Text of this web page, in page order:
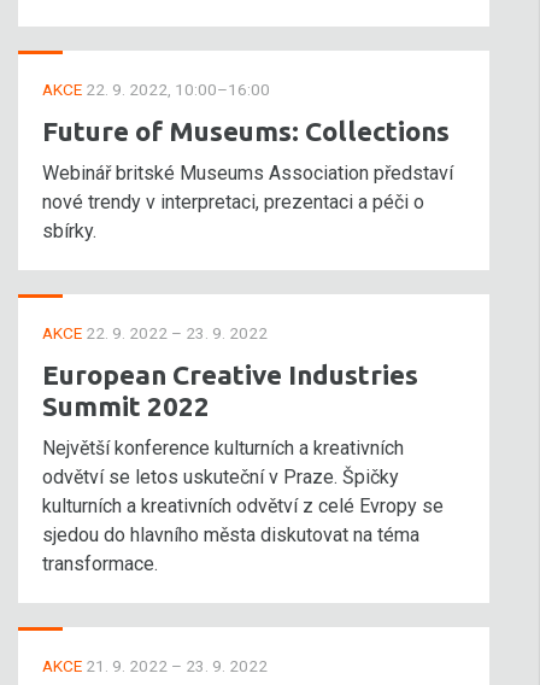
AKCE 22. 9. 2022, 10:00–16:00
Future of Museums: Collections
Webinář britské Museums Association představí
nové trendy v interpretaci, prezentaci a péči o
sbírky.
AKCE 22. 9. 2022 – 23. 9. 2022
European Creative Industries
Summit 2022
Největší konference kulturních a kreativních
odvětví se letos uskuteční v Praze. Špičky
kulturních a kreativních odvětví z celé Evropy se
sjedou do hlavního města diskutovat na téma
transformace.
AKCE 21. 9. 2022 – 23. 9. 2022